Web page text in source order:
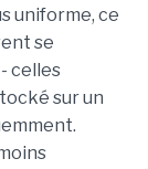
uniforme, ce
se
celles
sur un